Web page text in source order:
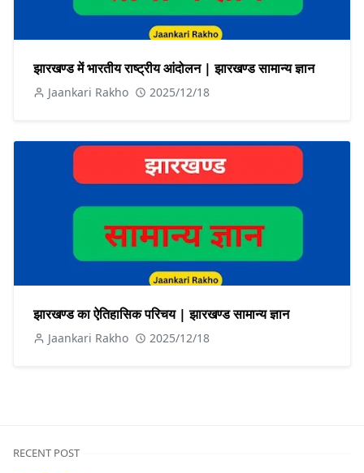
झारखण्ड में भारतीय राष्ट्रीय आंदोलन | झारखण्ड सामान्य ज्ञान
Jaankari Rakho 2025/12/18
झारखण्ड का ऐतिहासिक परिचय | झारखण्ड सामान्य ज्ञान
Jaankari Rakho 2025/12/18
RECENT POST